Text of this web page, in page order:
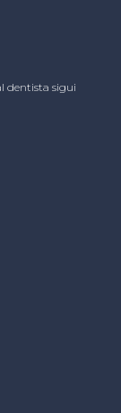
dentista sigui